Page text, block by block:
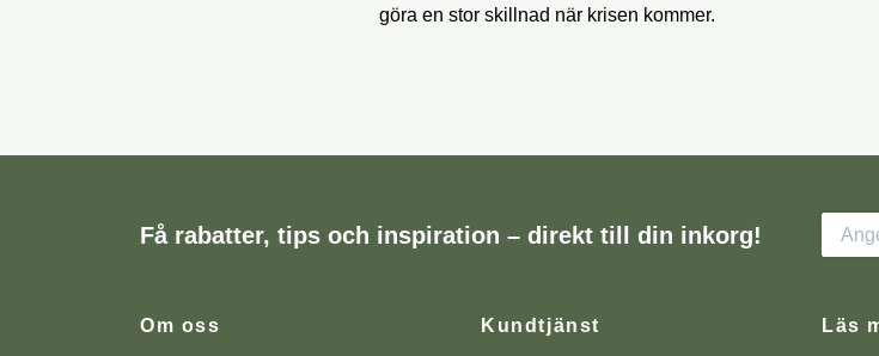
göra en stor skillnad när krisen kommer.
Få rabatter, tips och inspiration – direkt till din inkorg!
Om oss Kundtjänst Läs